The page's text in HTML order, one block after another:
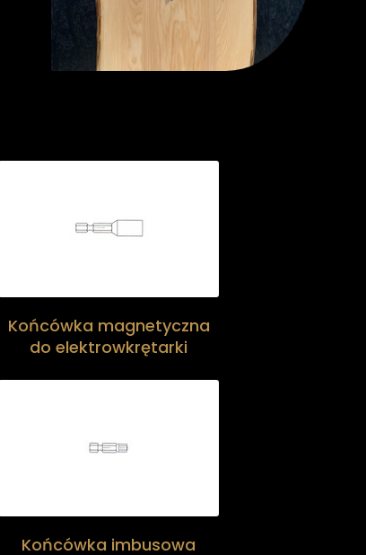
Końcówka magnetyczna
do elektrowkrętarki
Końcówka imbusowa